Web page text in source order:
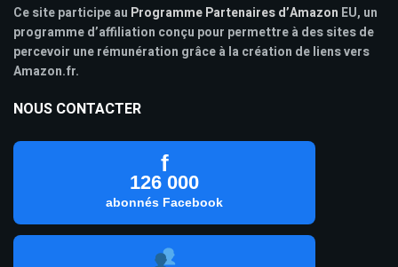
Ce site participe au Programme Partenaires d’Amazon EU, un
programme d’affiliation conçu pour permettre à des sites de
percevoir une rémunération grâce à la création de liens vers
Amazon.fr.
NOUS CONTACTER
f
126 000
abonnés Facebook